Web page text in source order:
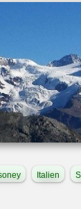
Italien